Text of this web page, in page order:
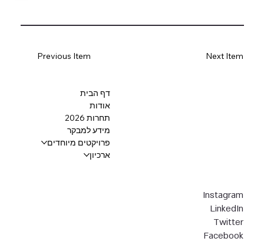
Next Item
Previous Item
Instagram
LinkedIn
Twitter
Facebook
דף הבית
אודות
תחרות 2026
מידע למבקר
פרויקטים מיוחדים
ארכיון